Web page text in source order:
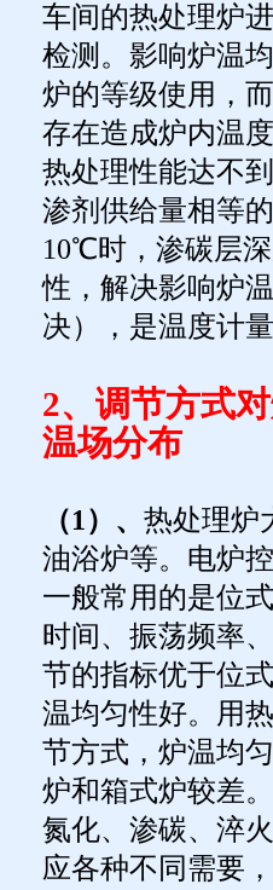
车间的热处理炉
检测。影响炉温
炉的等级使用，
存在造成炉内温
热处理性能达不
渗剂供给量相等
10℃时，渗碳层
性，解决影响炉
决），是温度计
2、调节方式
温场分布
（1）、 热处理炉
油浴炉等。电炉
一般常用的是位
时间、振荡频率
节的指标优于位
温均匀性好。用
节方式，炉温均
炉和箱式炉较差
氮化、渗碳、淬
应各种不同需要